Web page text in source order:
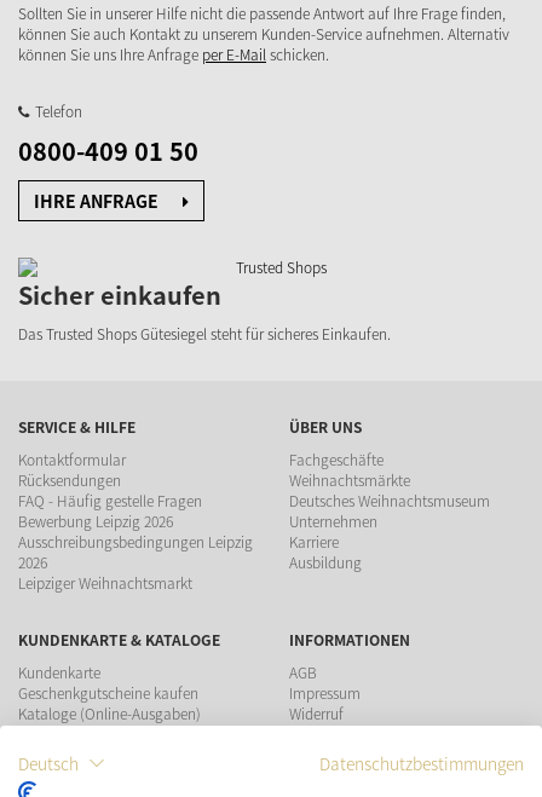
Sollten Sie in unserer Hilfe nicht die passende Antwort auf Ihre Frage finden,
können Sie auch Kontakt zu unserem Kunden-Service aufnehmen. Alternativ
können Sie uns Ihre Anfrage per E-Mailschicken.
Telefon
0800-409 01 50
IHRE ANFRAGE
Sicher einkaufen
Das Trusted Shops Gütesiegel steht für sicheres Einkaufen.
SERVICE & HILFE
Kontaktformular
Rücksendungen
FAQ - Häufig gestelle Fragen
Bewerbung Leipzig 2026
Ausschreibungsbedingungen Leipzig
2026
Leipziger Weihnachtsmarkt
ÜBER UNS
Fachgeschäfte
Weihnachtsmärkte
Deutsches Weihnachtsmuseum
Unternehmen
Karriere
Ausbildung
KUNDENKARTE & KATALOGE
Kundenkarte
Geschenkgutscheine kaufen
Kataloge (Online-Ausgaben)
INFORMATIONEN
AGB
Impressum
Widerruf
Teilnahmebedingungen Gewinnspiel
Deutsch Datenschutzbestimmungen